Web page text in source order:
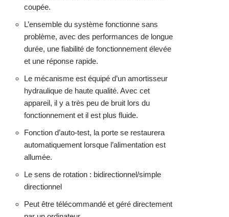
coupée.
L’ensemble du système fonctionne sans
problème, avec des performances de longue
durée, une fiabilité de fonctionnement élevée
et une réponse rapide.
Le mécanisme est équipé d’un amortisseur
hydraulique de haute qualité. Avec cet
appareil, il y a très peu de bruit lors du
fonctionnement et il est plus fluide.
Fonction d’auto-test, la porte se restaurera
automatiquement lorsque l’alimentation est
allumée.
Le sens de rotation : bidirectionnel/simple
directionnel
Peut être télécommandé et géré directement